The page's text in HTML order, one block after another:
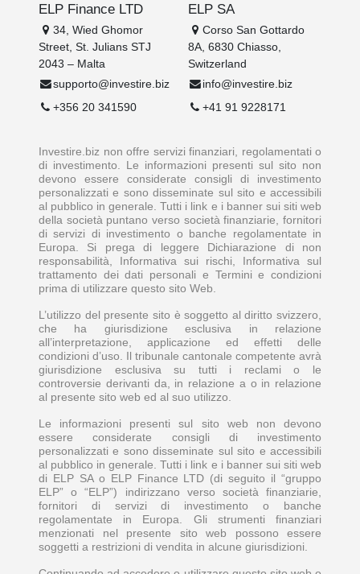
ELP Finance LTD
34, Wied Ghomor
Street, St. Julians STJ
2043 – Malta
supporto@investire.biz
+356 20 341590
ELP SA
Corso San Gottardo
8A, 6830 Chiasso,
Switzerland
info@investire.biz
+41 91 9228171
Investire.biz non offre servizi finanziari, regolamentati o
di investimento. Le informazioni presenti sul sito non
devono essere considerate consigli di investimento
personalizzati e sono disseminate sul sito e accessibili
al pubblico in generale. Tutti i link e i banner sui siti web
della società puntano verso società finanziarie, fornitori
di servizi di investimento o banche regolamentate in
Europa. Si prega di leggere Dichiarazione di non
responsabilità, Informativa sui rischi, Informativa sul
trattamento dei dati personali e Termini e condizioni
prima di utilizzare questo sito Web.
L’utilizzo del presente sito è soggetto al diritto svizzero,
che ha giurisdizione esclusiva in relazione
all’interpretazione, applicazione ed effetti delle
condizioni d’uso. Il tribunale cantonale competente avrà
giurisdizione esclusiva su tutti i reclami o le
controversie derivanti da, in relazione a o in relazione
al presente sito web ed al suo utilizzo.
Le informazioni presenti sul sito web non devono
essere considerate consigli di investimento
personalizzati e sono disseminate sul sito e accessibili
al pubblico in generale. Tutti i link e i banner sui siti web
di ELP SA o ELP Finance LTD (di seguito il “gruppo
ELP” o “ELP”) indirizzano verso società finanziarie,
fornitori di servizi di investimento o banche
regolamentate in Europa. Gli strumenti finanziari
menzionati nel presente sito web possono essere
soggetti a restrizioni di vendita in alcune giurisdizioni.